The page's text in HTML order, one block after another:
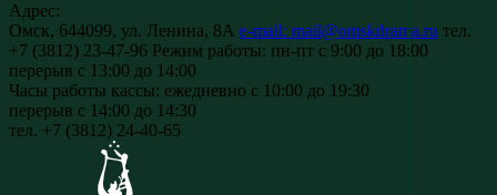
Адрес:
Омск, 644099, ул. Ленина, 8А e-mail: mail@omskdrama.ru тел.
+7 (3812) 23-47-96 Режим работы: пн-пт с 9:00 до 18:00
перерыв с 13:00 до 14:00
Часы работы кассы: ежедневно с 10:00 до 19:30
перерыв с 14:00 до 14:30
тел. +7 (3812) 24-40-65